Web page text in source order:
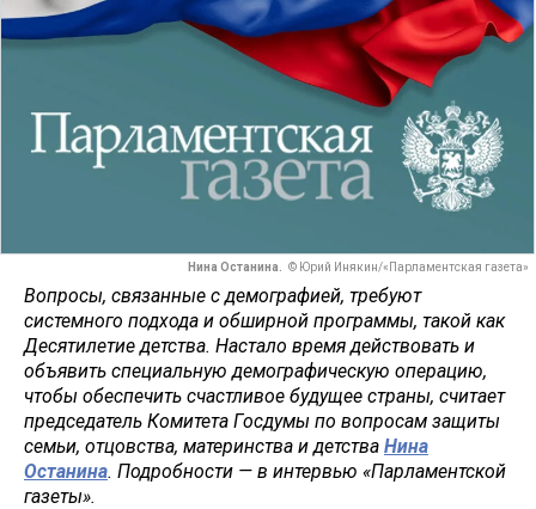
Нина Останина. © Юрий Инякин/«Парламентская газета»
Вопросы, связанные с демографией, требуют
системного подхода и обширной программы, такой как
Десятилетие детства. Настало время действовать и
объявить специальную демографическую операцию,
чтобы обеспечить счастливое будущее страны, считает
председатель Комитета Госдумы по вопросам защиты
семьи, отцовства, материнства и детства Нина
Останина. Подробности — в интервью «Парламентской
газеты».